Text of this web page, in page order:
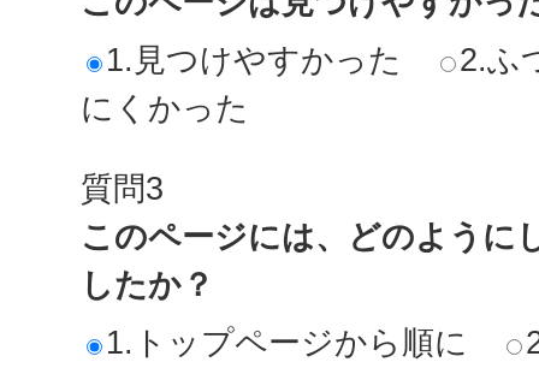
1.見つけやすかった
2.ふ
にくかった
質問3
このページには、どのように
したか？
1.トップページから順に